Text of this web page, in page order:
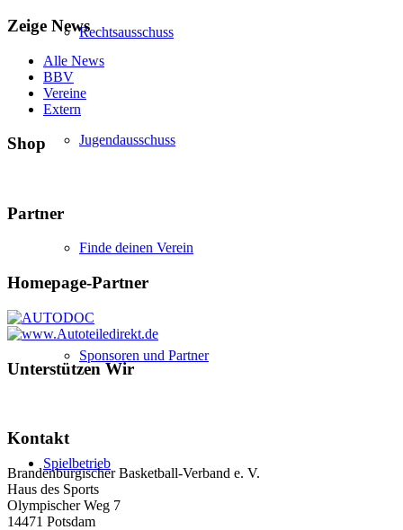
Rechtsausschuss
Jugendausschuss
Finde deinen Verein
Sponsoren und Partner
Spielbetrieb
Zeige News
Alle News
BBV
Vereine
Extern
Shop
Partner
Homepage-Partner
Unterstützen Wir
Kontakt
Brandenburgischer Basketball-Verband e. V.
Haus des Sports
Olympischer Weg 7
14471 Potsdam